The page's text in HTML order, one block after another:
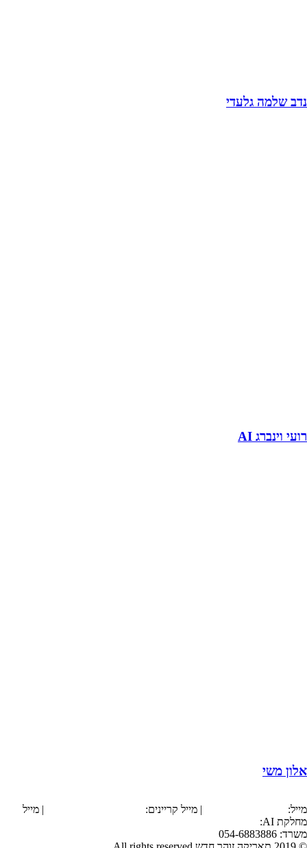
נדב שלמה גלעדי
רועי וינברג AI
אלון משי
מייל:
| מייל קריינים:
| מייל
מחלקת AI
:
משרד: 054-6883886